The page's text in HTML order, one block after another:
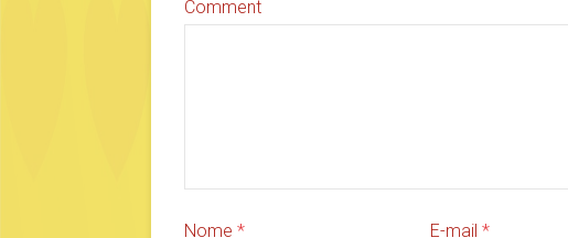
Comment
Nome * E-mail*